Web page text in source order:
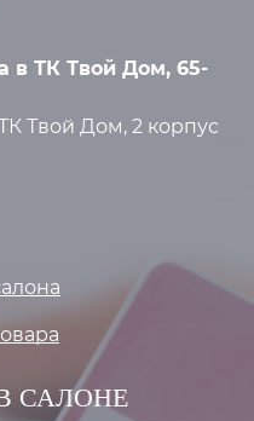
в ТК Твой Дом, 65-
Твой Дом, 2 корпус
САЛОНЕ